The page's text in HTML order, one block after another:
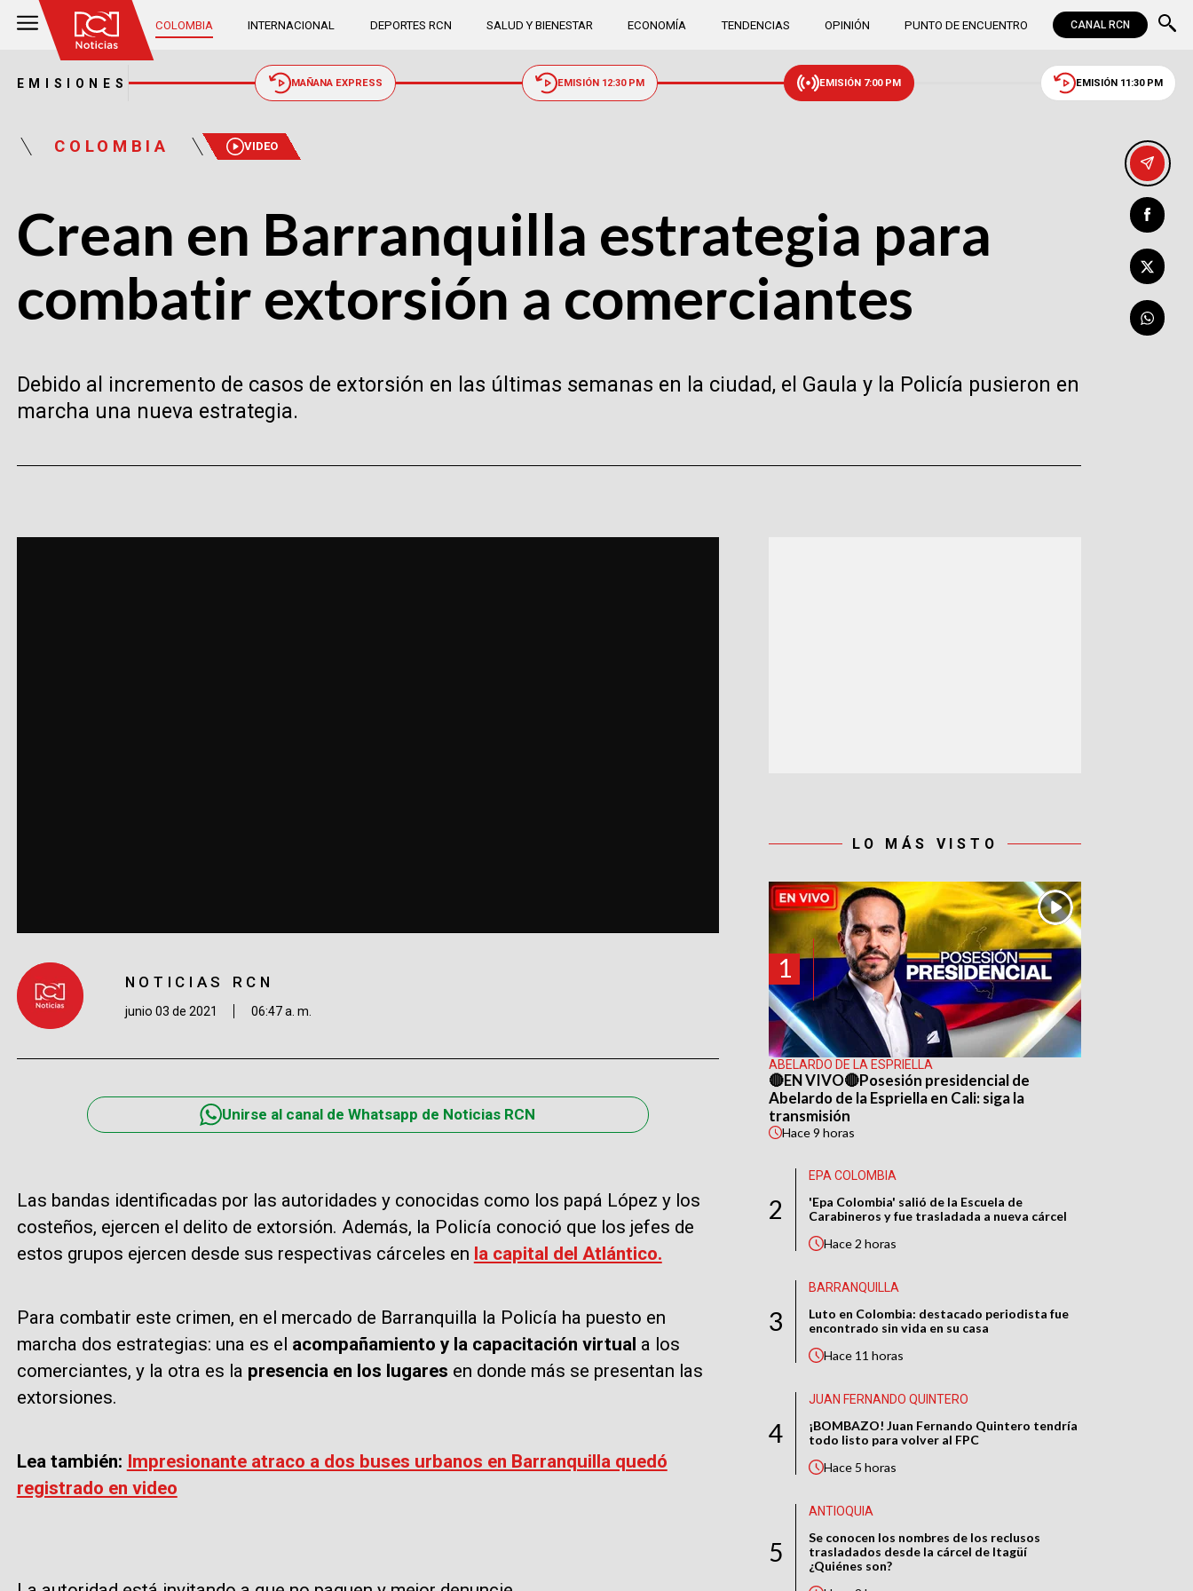
COLOMBIA INTERNACIONAL DEPORTES RCN SALUD Y BIENESTAR ECONOMÍA TENDENCIAS OPINIÓN PUNTO DE ENCUENTRO CANAL RCN
EMISIONES MAÑANA EXPRESS EMISIÓN 12:30 PM EMISIÓN 7:00 PM EMISIÓN 11:30 PM
COLOMBIA VIDEO
Crean en Barranquilla estrategia para
combatir extorsión a comerciantes
Debido al incremento de casos de extorsión en las últimas semanas en la ciudad, el Gaula y la Policía pusieron en
marcha una nueva estrategia.
NOTICIAS RCN
junio 03 de 2021 06:47 a. m.
Unirse al canal de Whatsapp de Noticias RCN
Las bandas identificadas por las autoridades y conocidas como los papá López y los
costeños, ejercen el delito de extorsión. Además, la Policía conoció que los jefes de
estos grupos ejercen desde sus respectivas cárceles en la capital del Atlántico.
Para combatir este crimen, en el mercado de Barranquilla la Policía ha puesto en
marcha dos estrategias: una es el acompañamiento y la capacitación virtual a los
comerciantes, y la otra es la presencia en los lugares en donde más se presentan las
extorsiones.
Lea también: Impresionante atraco a dos buses urbanos en Barranquilla quedó
registrado en video
LO MÁS VISTO
1
ABELARDO DE LA ESPRIELLA
🔴EN VIVO🔴Posesión presidencial de
Abelardo de la Espriella en Cali: siga la
transmisión
Hace9 horas
2
EPA COLOMBIA
'Epa Colombia' salió de la Escuela de
Carabineros y fue trasladada a nueva cárcel
Hace2 horas
3
BARRANQUILLA
Luto en Colombia: destacado periodista fue
encontrado sin vida en su casa
Hace 11 horas
4
JUAN FERNANDO QUINTERO
¡BOMBAZO! Juan Fernando Quintero tendría
todo listo para volver al FPC
Hace 5 horas
5
ANTIOQUIA
Se conocen los nombres de los reclusos
trasladados desde la cárcel de Itagüí
¿Quiénes son?